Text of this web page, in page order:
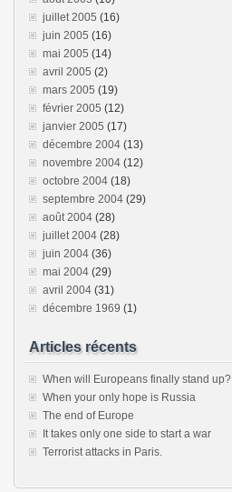
juillet 2005 (16)
juin 2005 (16)
mai 2005 (14)
avril 2005 (2)
mars 2005 (19)
février 2005 (12)
janvier 2005 (17)
décembre 2004 (13)
novembre 2004 (12)
octobre 2004 (18)
septembre 2004 (29)
août 2004 (28)
juillet 2004 (28)
juin 2004 (36)
mai 2004 (29)
avril 2004 (31)
décembre 1969 (1)
Articles récents
When will Europeans finally stand up?
When your only hope is Russia
The end of Europe
It takes only one side to start a war
Terrorist attacks in Paris.